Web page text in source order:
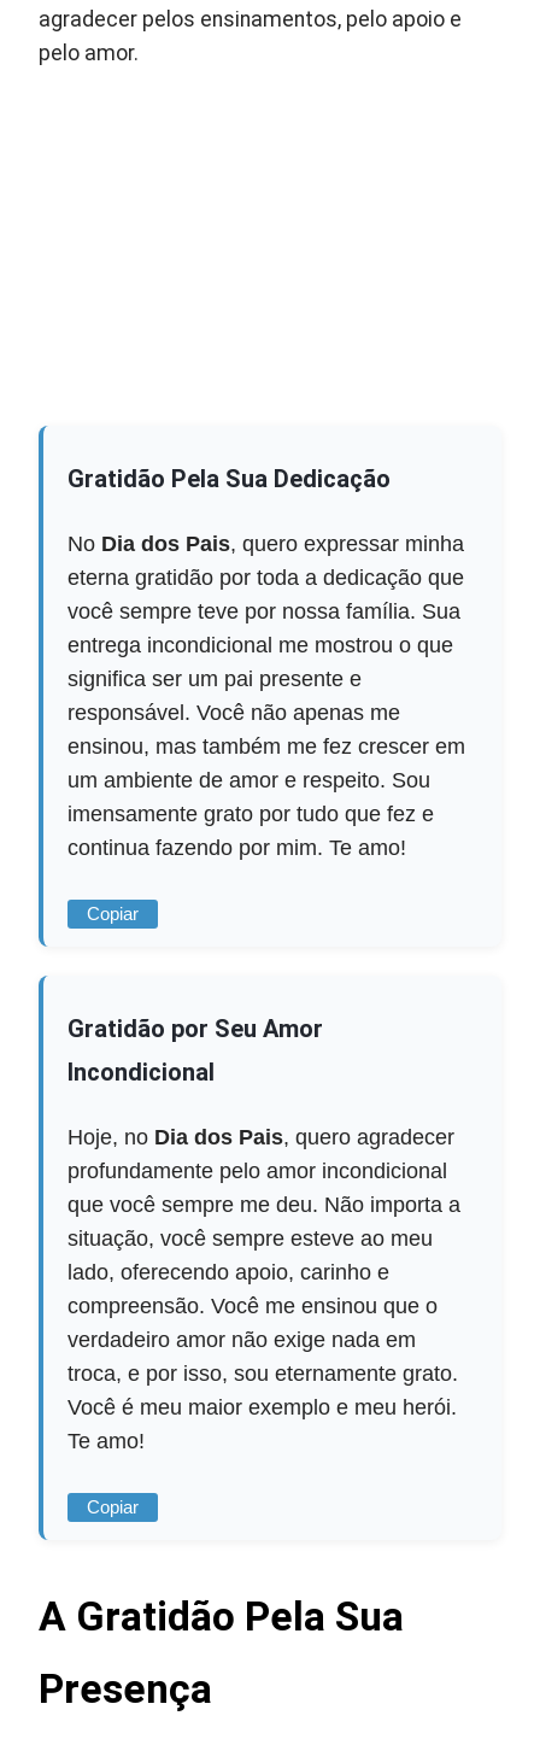
agradecer pelos ensinamentos, pelo apoio e
pelo amor.
Gratidão Pela Sua Dedicação
No Dia dos Pais, quero expressar minha
eterna gratidão por toda a dedicação que
você sempre teve por nossa família. Sua
entrega incondicional me mostrou o que
significa ser um pai presente e
responsável. Você não apenas me
ensinou, mas também me fez crescer em
um ambiente de amor e respeito. Sou
imensamente grato por tudo que fez e
continua fazendo por mim. Te amo!
Copiar
Gratidão por Seu Amor
Incondicional
Hoje, no Dia dos Pais, quero agradecer
profundamente pelo amor incondicional
que você sempre me deu. Não importa a
situação, você sempre esteve ao meu
lado, oferecendo apoio, carinho e
compreensão. Você me ensinou que o
verdadeiro amor não exige nada em
troca, e por isso, sou eternamente grato.
Você é meu maior exemplo e meu herói.
Te amo!
Copiar
A Gratidão Pela Sua
Presença